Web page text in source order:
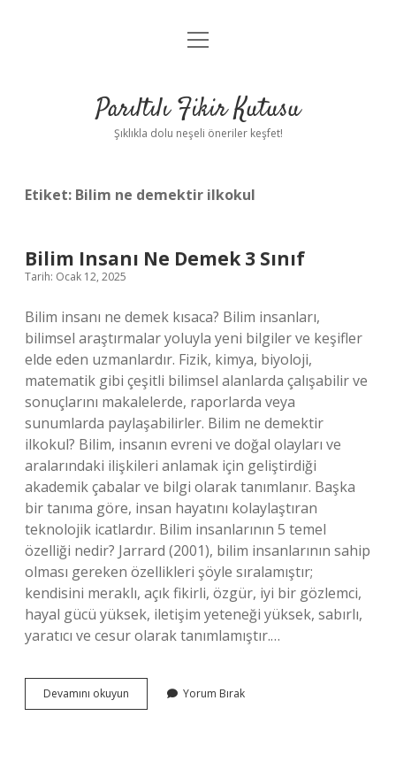
Anasayfa
Yasal Uyarı
menüyü
Parıltılı Fikir Kutusu
Şıklıkla dolu neşeli öneriler keşfet!
Etiket: Bilim ne demektir ilkokul
Bilim Insanı Ne Demek 3 Sınıf
Tarih: Ocak 12, 2025
Bilim insanı ne demek kısaca? Bilim insanları,
bilimsel araştırmalar yoluyla yeni bilgiler ve keşifler
elde eden uzmanlardır. Fizik, kimya, biyoloji,
matematik gibi çeşitli bilimsel alanlarda çalışabilir ve
sonuçlarını makalelerde, raporlarda veya
sunumlarda paylaşabilirler. Bilim ne demektir
ilkokul? Bilim, insanın evreni ve doğal olayları ve
aralarındaki ilişkileri anlamak için geliştirdiği
akademik çabalar ve bilgi olarak tanımlanır. Başka
bir tanıma göre, insan hayatını kolaylaştıran
teknolojik icatlardır. Bilim insanlarının 5 temel
özelliği nedir? Jarrard (2001), bilim insanlarının sahip
olması gereken özellikleri şöyle sıralamıştır;
kendisini meraklı, açık fikirli, özgür, iyi bir gözlemci,
hayal gücü yüksek, iletişim yeteneği yüksek, sabırlı,
yaratıcı ve cesur olarak tanımlamıştır.…
Devamını okuyun
Insanı
Yorum Bırak